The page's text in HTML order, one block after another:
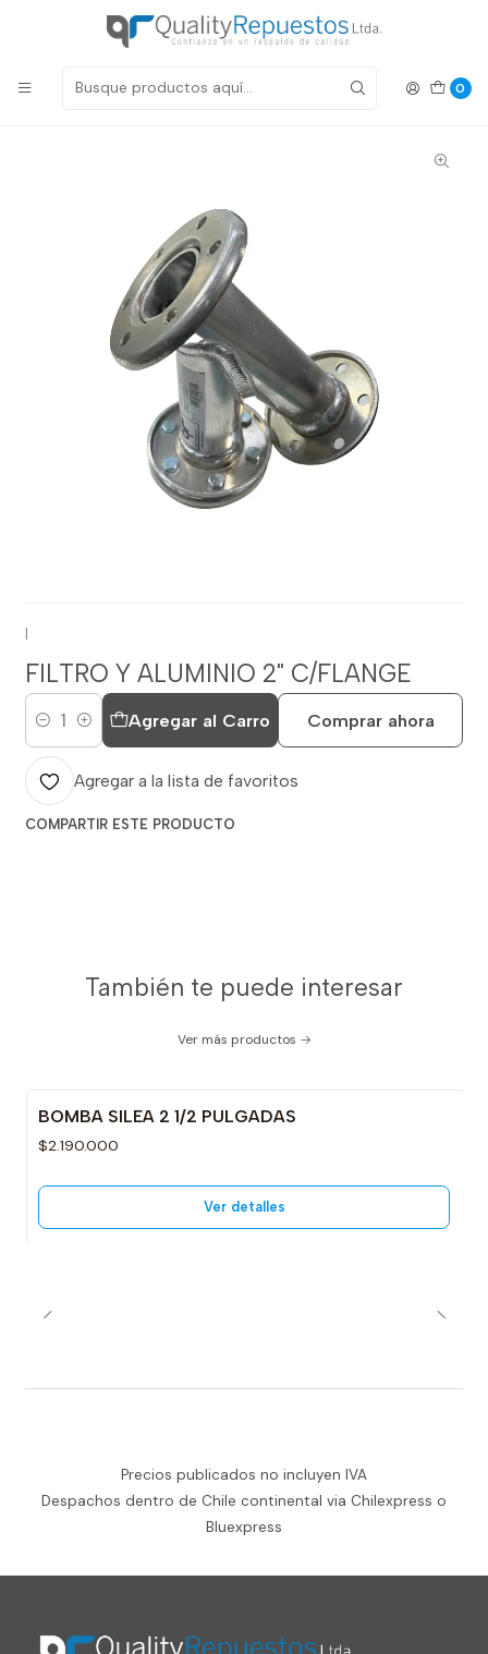
0
Despachos a todo Chile
|
FILTRO Y ALUMINIO 2" C/FLANGE
Cantidad Agregar al Carro Comprar ahora
Agregar a la lista de favoritos
COMPARTIR ESTE PRODUCTO
También te puede interesar
Ver más productos
No disponible
BOMBA SILEA 2 1/2 PULGADAS
$2.190.000
Ver detalles
Precios publicados no incluyen IVA
Despachos dentro de Chile continental via Chilexpress o
Bluexpress